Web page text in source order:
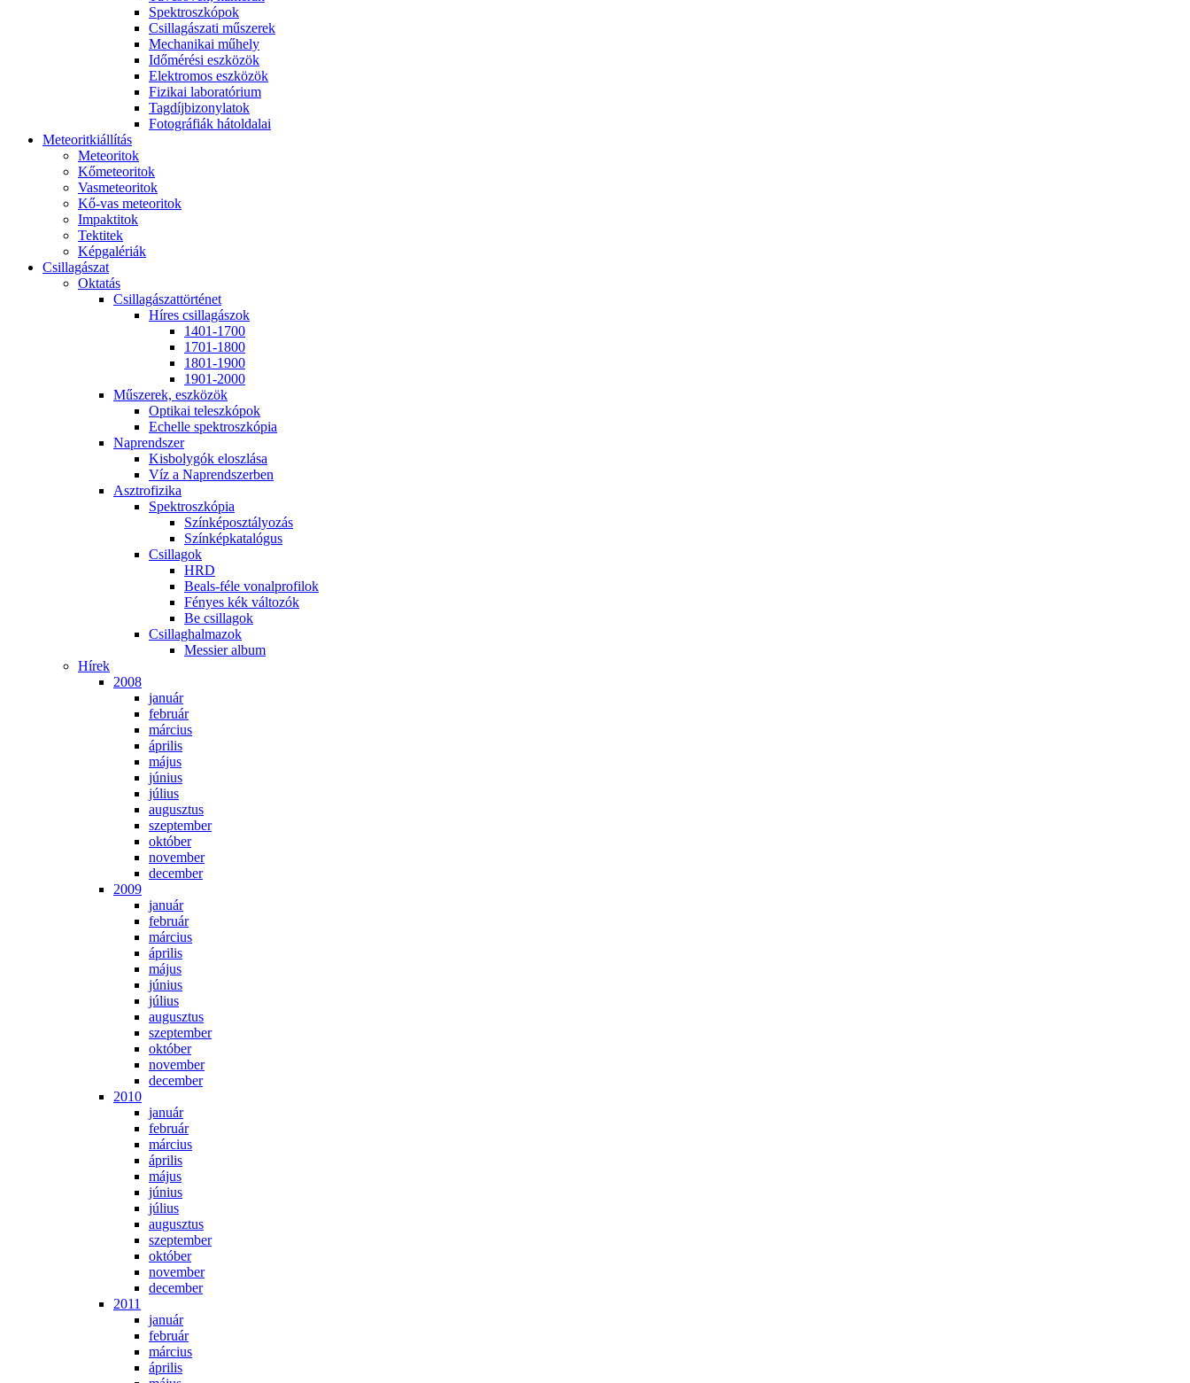
Spekt­rosz­kó­pok
Csil­la­gá­sza­ti mű­sze­rek
Me­cha­ni­kai mű­hely
Idő­mé­ré­si esz­kö­zök
Elekt­ro­mos esz­kö­zök
Fi­zi­kai la­bo­ra­tó­ri­um
Tag­díj­bi­zony­la­tok
Fo­tog­rá­fi­ák hát­ol­da­lai
Me­te­o­rit­ki­ál­lí­tás
Me­te­o­ri­tok
Kő­me­te­o­ri­tok
Vas­me­te­o­ri­tok
Kő-vas me­te­o­ri­tok
Imp­ak­ti­tok
Tek­ti­tek
Kép­ga­lé­ri­ák
Csil­la­gá­szat
Ok­ta­tás
Csil­la­gá­szat­tör­té­net
Hí­res csil­la­gá­szok
1401-1700
1701-1800
1801-1900
1901-2000
Mű­sze­rek, esz­kö­zök
Op­ti­kai te­lesz­kó­pok
Echel­le spekt­rosz­kó­pia
Nap­rend­szer
Kis­boly­gók el­osz­lá­sa
Víz a Nap­rend­szer­ben
Aszt­ro­fi­zi­ka
Spekt­rosz­kó­pia
Szín­kép­osz­tá­lyo­zás
Szín­kép­ka­ta­ló­gus
Csil­la­gok
HRD
Be­als-fé­le vo­nal­pro­fi­lok
Fé­nyes kék vál­to­zók
Be csil­la­gok
Csil­lag­hal­ma­zok
Mes­si­er al­bum
Hí­rek
2008
ja­nu­ár
feb­ru­ár
már­ci­us
áp­ri­lis
má­jus
jú­ni­us
jú­li­us
au­gusz­tus
szep­tem­ber
ok­tó­ber
no­vem­ber
de­cem­ber
2009
ja­nu­ár
feb­ru­ár
már­ci­us
áp­ri­lis
má­jus
jú­ni­us
jú­li­us
au­gusz­tus
szep­tem­ber
ok­tó­ber
no­vem­ber
de­cem­ber
2010
ja­nu­ár
feb­ru­ár
már­ci­us
áp­ri­lis
má­jus
jú­ni­us
jú­li­us
au­gusz­tus
szep­tem­ber
ok­tó­ber
no­vem­ber
de­cem­ber
2011
ja­nu­ár
feb­ru­ár
már­ci­us
áp­ri­lis